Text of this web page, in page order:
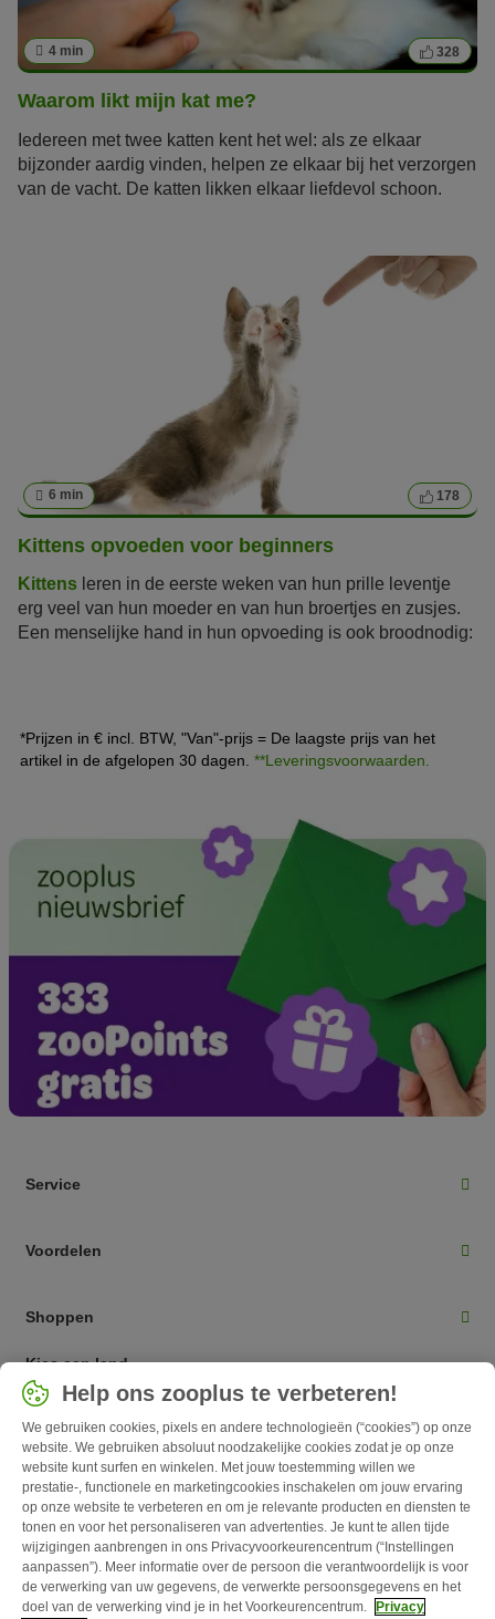
4 min 328
Waarom likt mijn kat me?
Iedereen met twee katten kent het wel: als ze elkaar
bijzonder aardig vinden, helpen ze elkaar bij het verzorgen
van de vacht. De katten likken elkaar liefdevol schoon.
6 min 178
Kittens opvoeden voor beginners
Kittens leren in de eerste weken van hun prille leventje
erg veel van hun moeder en van hun broertjes en zusjes.
Een menselijke hand in hun opvoeding is ook broodnodig:
*Prijzen in € incl. BTW, "Van"-prijs = De laagste prijs van het
artikel in de afgelopen 30 dagen. **Leveringsvoorwaarden.
Service
Voordelen
Shoppen
Kies een land
Nederlands / NL
Follow zooplus
Help ons zooplus te verbeteren!
We gebruiken cookies, pixels en andere technologieën (“cookies”) op onze
website. We gebruiken absoluut noodzakelijke cookies zodat je op onze
website kunt surfen en winkelen. Met jouw toestemming willen we
prestatie-, functionele en marketingcookies inschakelen om jouw ervaring
op onze website te verbeteren en om je relevante producten en diensten te
tonen en voor het personaliseren van advertenties. Je kunt te allen tijde
wijzigingen aanbrengen in ons Privacyvoorkeurencentrum (“Instellingen
aanpassen”). Meer informatie over de persoon die verantwoordelijk is voor
de verwerking van uw gegevens, de verwerkte persoonsgegevens en het
doel van de verwerking vind je in het Voorkeurencentrum.
Privacy